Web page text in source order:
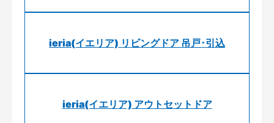
ieria(イエリア) リビングドア 吊戸･引込
ieria(イエリア) アウトセットドア